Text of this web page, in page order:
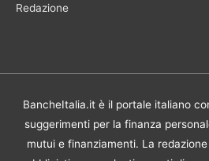
Redazione
BancheItalia.it è il portale italiano
suggerimenti per la finanza
mutui e finanziamenti. La